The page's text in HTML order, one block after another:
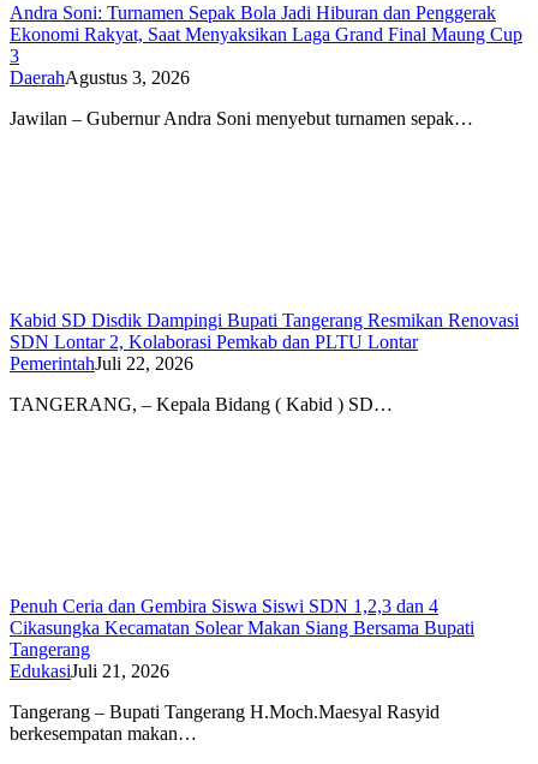
Andra Soni: Turnamen Sepak Bola Jadi Hiburan dan Penggerak
Ekonomi Rakyat, Saat Menyaksikan Laga Grand Final Maung Cup
3
DaerahAgustus 3, 2026
Jawilan – Gubernur Andra Soni menyebut turnamen sepak…
Kabid SD Disdik Dampingi Bupati Tangerang Resmikan Renovasi
SDN Lontar 2, Kolaborasi Pemkab dan PLTU Lontar
PemerintahJuli 22, 2026
TANGERANG, – Kepala Bidang ( Kabid ) SD…
Penuh Ceria dan Gembira Siswa Siswi SDN 1,2,3 dan 4
Cikasungka Kecamatan Solear Makan Siang Bersama Bupati
Tangerang
EdukasiJuli 21, 2026
Tangerang – Bupati Tangerang H.Moch.Maesyal Rasyid
berkesempatan makan…